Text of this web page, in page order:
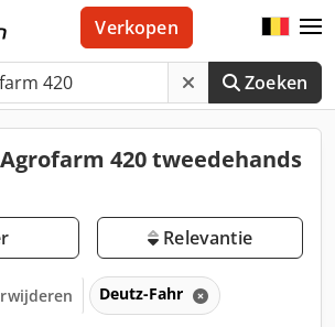
Zoeken
Verkopen
420 tweedehands
Relevantie
Deutz-Fahr